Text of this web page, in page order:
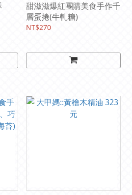
甜滋滋爆紅團購美食手作千
層蛋捲(牛軋糖)
NT$270